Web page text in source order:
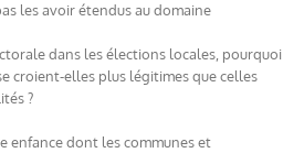
les avoir étendus au domaine
dans les élections locales, pourquoi
croient-elles plus légitimes que celles
?
enfance dont les communes et